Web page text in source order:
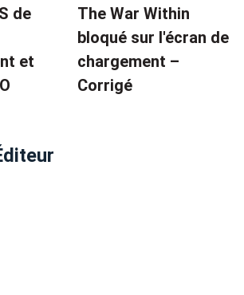
de
et
The War Within
bloqué sur l'écran de
chargement – ​​
Corrigé